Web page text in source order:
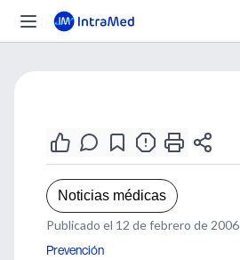
Noticias médicas
Publicado el 12 de febrero de 2006
Prevención